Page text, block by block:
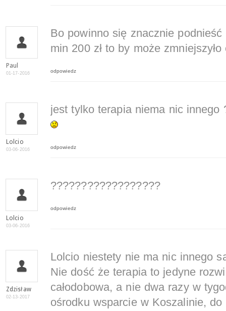
Paul
01-17-2016
Bo powinno się znacznie
min 200 zł to by może
odpowiedz
Lolcio
03-06-2016
jest tylko terapia niema nic innego
odpowiedz
Lolcio
03-06-2016
??????????????????
odpowiedz
Zdzisław
02-13-2017
Lolcio niestety nie ma nic innego
Nie dość że terapia to jedyne
całodobowa, a nie dwa razy w
ośrodku wsparcie w Koszalinie, do